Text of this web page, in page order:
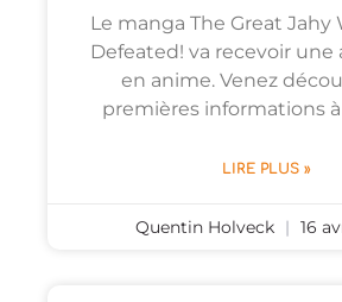
Le manga The Great Jahy
Defeated! va recevoir
en anime. Venez
premières informations
LIRE PLUS »
Quentin Holveck 16